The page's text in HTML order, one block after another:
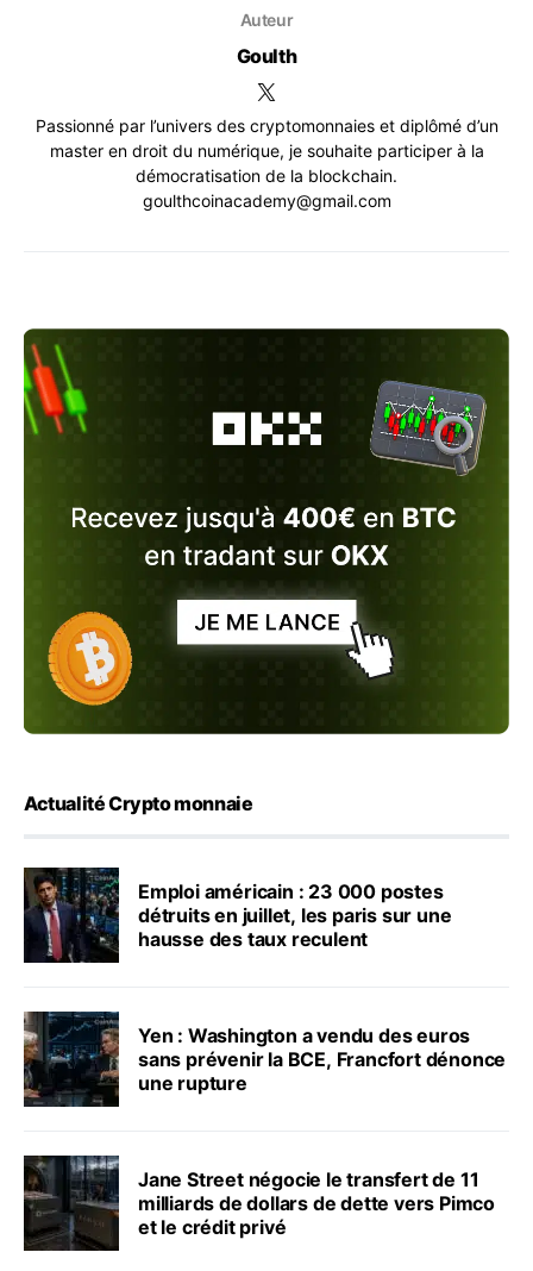
Auteur
Goulth
Passionné par l’univers des cryptomonnaies et diplômé d’un
master en droit du numérique, je souhaite participer à la
démocratisation de la blockchain.
goulthcoinacademy@gmail.com
Actualité Crypto monnaie
Emploi américain : 23 000 postes
détruits en juillet, les paris sur une
hausse des taux reculent
Yen : Washington a vendu des euros
sans prévenir la BCE, Francfort dénonce
une rupture
Jane Street négocie le transfert de 11
milliards de dollars de dette vers Pimco
et le crédit privé